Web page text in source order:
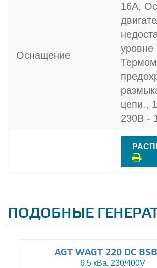
Оснащение
16A,
уровне
цепи.,
230В -
ПОДОБНЫЕ
AGT WAGT 220 DC
6.5 кВа, 230/400V